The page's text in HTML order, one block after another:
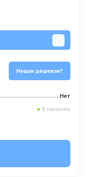
Нашли дешевле?
Нет
● В наличии